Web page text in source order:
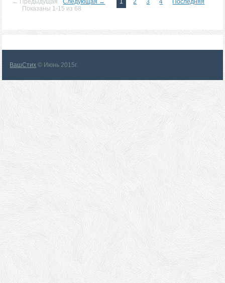
← Предыдущая Следующая → 1 2 3 4
Последняя
Показаны 1-15 из 68
ВашСтих © Июнь 2015г.